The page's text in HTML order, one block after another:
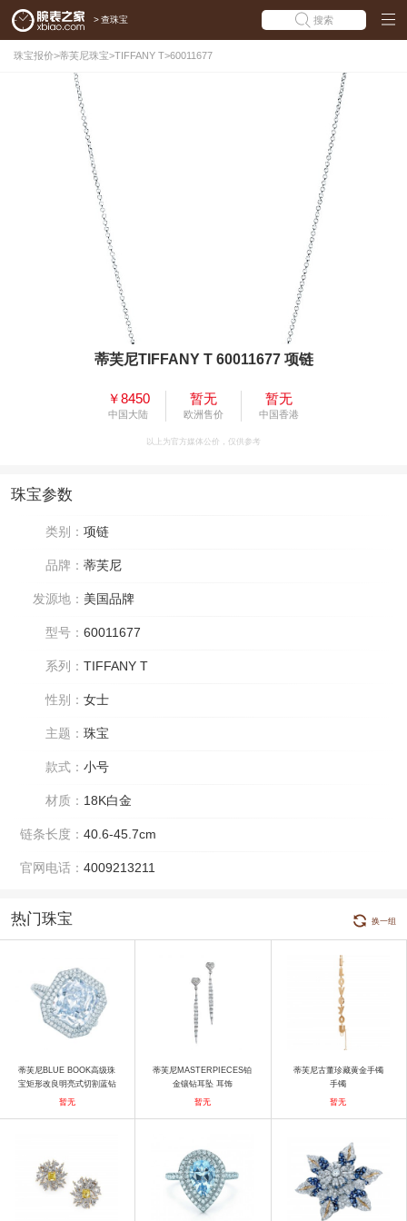
> 查珠宝 搜索
珠宝报价>蒂芙尼珠宝>TIFFANY T>60011677
蒂芙尼TIFFANY T 60011677 项链
￥8450
中国大陆
暂无
欧洲售价
暂无
中国香港
以上为官方媒体公价，仅供参考
珠宝参数
类别： 项链
品牌： 蒂芙尼
发源地： 美国品牌
型号： 60011677
系列： TIFFANY T
性别： 女士
主题： 珠宝
款式： 小号
材质： 18K白金
链条长度： 40.6-45.7cm
官网电话： 4009213211
热门珠宝 换一组
蒂芙尼BLUE BOOK高级珠
宝矩形改良明亮式切割蓝钻
戒指
暂无
蒂芙尼MASTERPIECES铂
金镶钻耳坠 耳饰
暂无
蒂芙尼古董珍藏黄金手镯
手镯
暂无